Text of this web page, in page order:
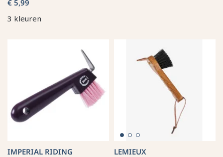
€ 5,99
3 kleuren
IMPERIAL RIDING LEMIEUX